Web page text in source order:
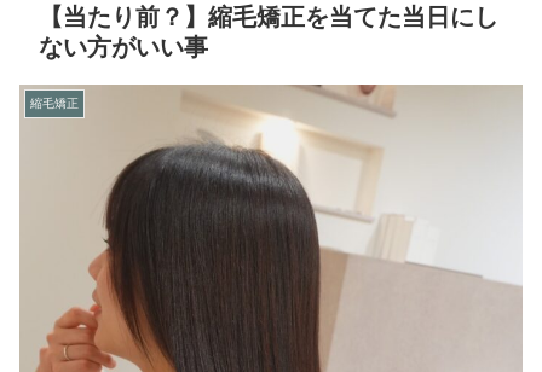
【当たり前？】縮毛矯正を当てた当日にし
ない方がいい事
縮毛矯正